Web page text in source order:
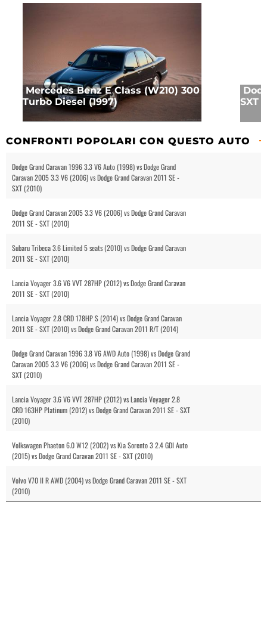
Mercedes Benz E Class (W210) 300
Turbo Diesel (1997)
SXT
CONFRONTI POPOLARI CON QUESTO AUTO
Dodge Grand Caravan 1996 3.3 V6 Auto (1998) vs Dodge Grand
Caravan 2005 3.3 V6 (2006) vs Dodge Grand Caravan 2011 SE -
SXT (2010)
Dodge Grand Caravan 2005 3.3 V6 (2006) vs Dodge Grand Caravan
2011 SE - SXT (2010)
Subaru Tribeca 3.6 Limited 5 seats (2010) vs Dodge Grand Caravan
2011 SE - SXT (2010)
Lancia Voyager 3.6 V6 VVT 287HP (2012) vs Dodge Grand Caravan
2011 SE - SXT (2010)
Lancia Voyager 2.8 CRD 178HP S (2014) vs Dodge Grand Caravan
2011 SE - SXT (2010) vs Dodge Grand Caravan 2011 R/T (2014)
Dodge Grand Caravan 1996 3.8 V6 AWD Auto (1998) vs Dodge Grand
Caravan 2005 3.3 V6 (2006) vs Dodge Grand Caravan 2011 SE -
SXT (2010)
Lancia Voyager 3.6 V6 VVT 287HP (2012) vs Lancia Voyager 2.8
CRD 163HP Platinum (2012) vs Dodge Grand Caravan 2011 SE - SXT
(2010)
Volkswagen Phaeton 6.0 W12 (2002) vs Kia Sorento 3 2.4 GDI Auto
(2015) vs Dodge Grand Caravan 2011 SE - SXT (2010)
Volvo V70 II R AWD (2004) vs Dodge Grand Caravan 2011 SE - SXT
(2010)